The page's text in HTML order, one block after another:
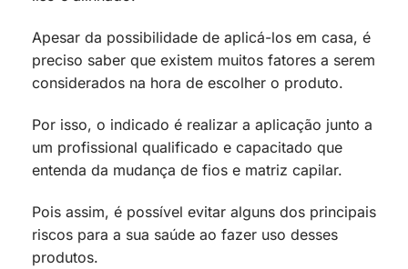
Apesar da possibilidade de aplicá-los em casa, é
preciso saber que existem muitos fatores a serem
considerados na hora de escolher o produto.
Por isso, o indicado é realizar a aplicação junto a
um profissional qualificado e capacitado que
entenda da mudança de fios e matriz capilar.
Pois assim, é possível evitar alguns dos principais
riscos para a sua saúde ao fazer uso desses
produtos.